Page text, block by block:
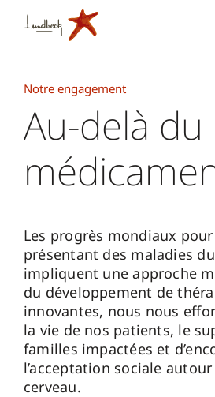
Notre engagement
Au-delà du
Les progrès mondiaux
présentant des maladies
impliquent une approche
du développement de
innovantes, nous nous
la vie de nos patients, le
familles impactées et
l’acceptation sociale
cerveau.